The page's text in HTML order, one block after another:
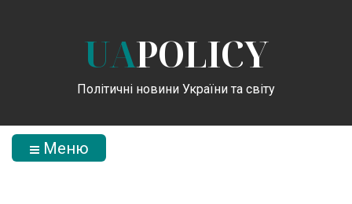
UAPOLICY
Політичні новини України та світу
Меню